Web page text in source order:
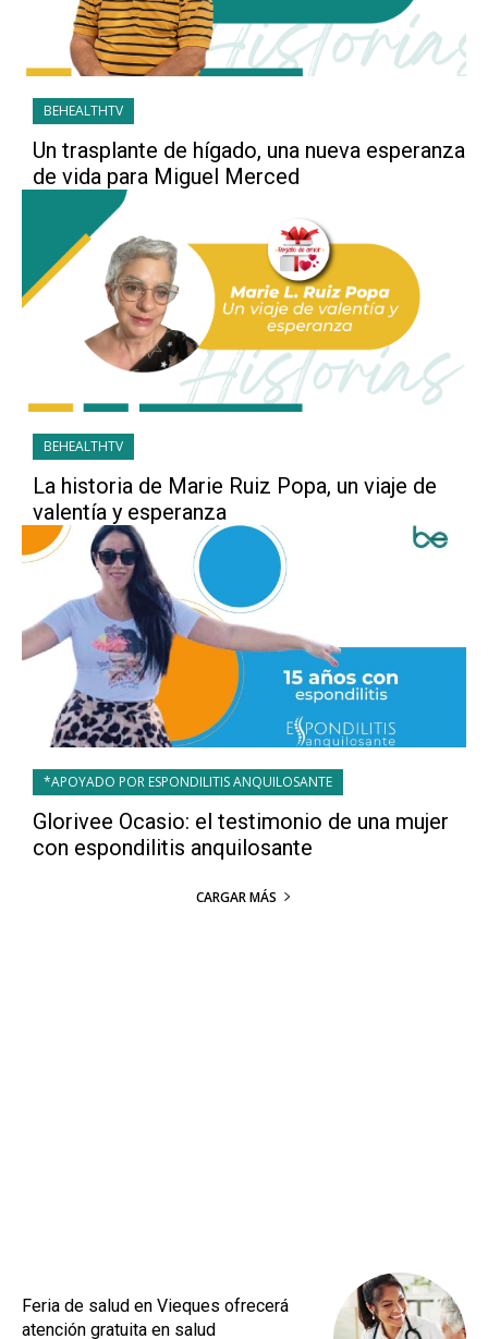
BEHEALTHTV
Un trasplante de hígado, una nueva esperanza
de vida para Miguel Merced
BEHEALTHTV
La historia de Marie Ruiz Popa, un viaje de
valentía y esperanza
*APOYADO POR ESPONDILITIS ANQUILOSANTE
Glorivee Ocasio: el testimonio de una mujer
con espondilitis anquilosante
CARGAR MÁS
Feria de salud en Vieques ofrecerá
atención gratuita en salud